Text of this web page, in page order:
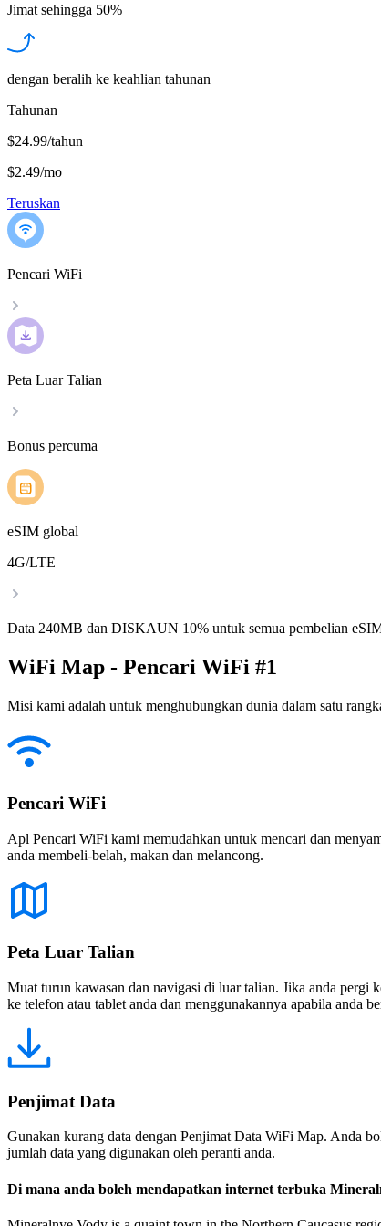
Jimat sehingga 50%
dengan beralih ke keahlian tahunan
Tahunan
$24.99/tahun
$2.49/mo
Teruskan
Pencari WiFi
Peta Luar Talian
Bonus percuma
eSIM global
4G/LTE
Data 240MB dan DISKAUN 10% untuk semua pembelian
WiFi Map - Pencari WiFi #1
Misi kami adalah untuk menghubungkan dunia dalam satu
Pencari WiFi
Apl Pencari WiFi kami memudahkan untuk mencari dan
anda membeli-belah, makan dan melancong.
Peta Luar Talian
Muat turun kawasan dan navigasi di luar talian. Jika anda pergi
ke telefon atau tablet anda dan menggunakannya apabila anda
Penjimat Data
Gunakan kurang data dengan Penjimat Data WiFi Map. Anda
jumlah data yang digunakan oleh peranti anda.
Di mana anda boleh mendapatkan internet terbuka